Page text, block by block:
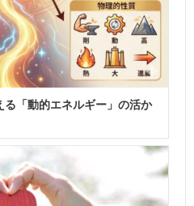
る「動的エネルギー」の活か